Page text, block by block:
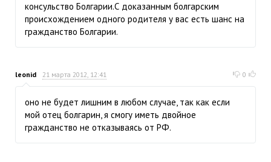
консульство Болгарии.С доказанным болгарским
происхождением одного родителя у вас есть шанс на
гражданство Болгарии.
leonid 21 марта 2012, 12:41 0
оно не будет лишним в любом случае, так как если
мой отец болгарин, я смогу иметь двойное
гражданство не отказываясь от РФ.